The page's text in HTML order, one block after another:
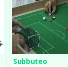
Subbuteo